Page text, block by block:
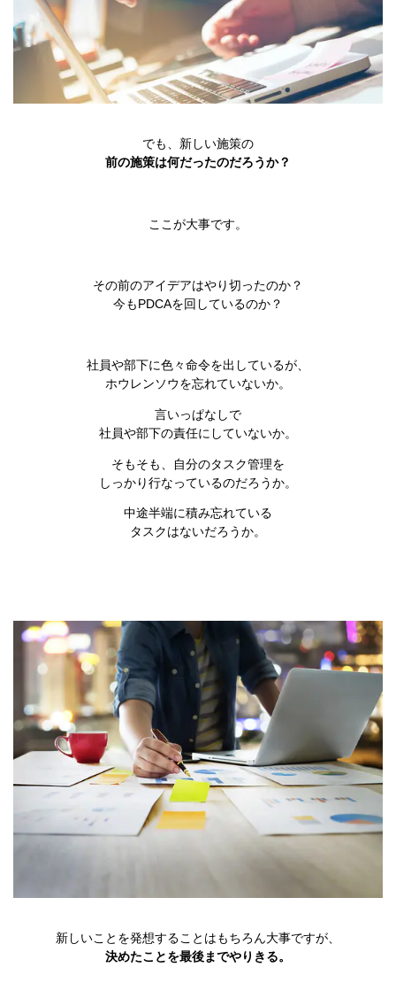
でも、新しい施策の
前の施策は何だったのだろうか？
ここが大事です。
その前のアイデアはやり切ったのか？
今もPDCAを回しているのか？
社員や部下に色々命令を出しているが、
ホウレンソウを忘れていないか。
言いっぱなしで
社員や部下の責任にしていないか。
そもそも、自分のタスク管理を
しっかり行なっているのだろうか。
中途半端に積み忘れている
タスクはないだろうか。
新しいことを発想することはもちろん大事ですが、
決めたことを最後までやりきる。